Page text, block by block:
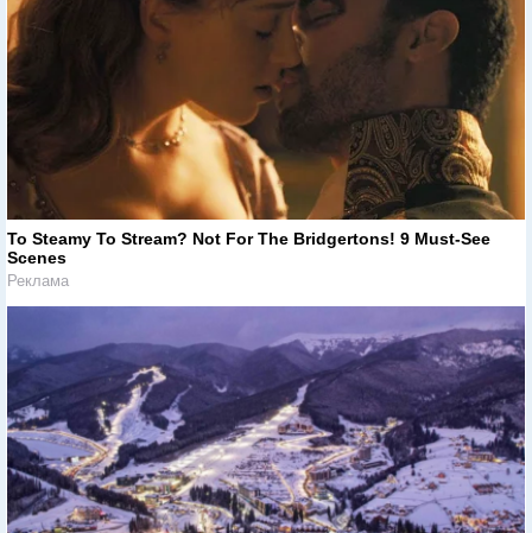
To Steamy To Stream? Not For The Bridgertons! 9 Must-See
Scenes
Реклама